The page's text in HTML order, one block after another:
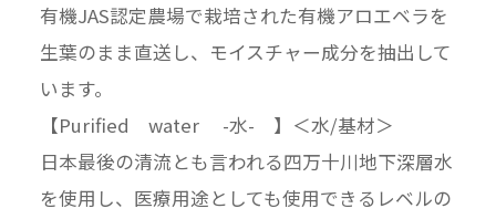
有機JAS認定農場で栽培された有機アロエベラを
生葉のまま直送し、モイスチャー成分を抽出して
います。
【Purified water -水- 】＜水/基材＞
日本最後の清流とも言われる四万十川地下深層水
を使用し、医療用途としても使用できるレベルの